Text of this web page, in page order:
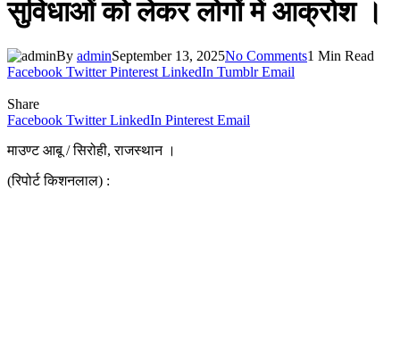
सुविधाओं को लेकर लोगों में आक्रोश ।
By adminSeptember 13, 2025No Comments1 Min Read
Facebook Twitter Pinterest LinkedIn Tumblr Email
Share
Facebook Twitter LinkedIn Pinterest Email
माउण्ट आबू / सिरोही, राजस्थान ।
(रिपोर्ट किशनलाल) :